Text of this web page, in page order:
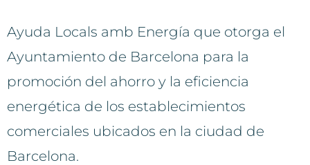
Ayuda Locals amb Energía que otorga el
Ayuntamiento de Barcelona para la
promoción del ahorro y la eficiencia
energética de los establecimientos
comerciales ubicados en la ciudad de
Barcelona.